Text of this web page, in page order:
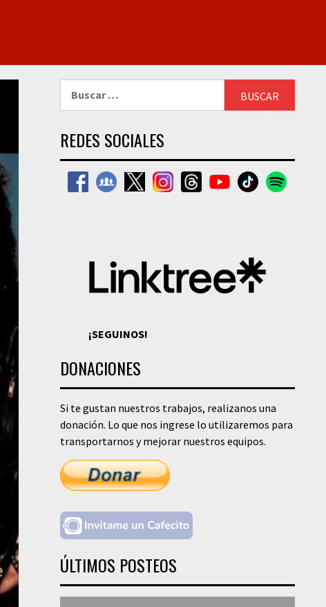
REDES SOCIALES
¡SEGUINOS!
DONACIONES
Si te gustan nuestros trabajos, realizanos una
donación. Lo que nos ingrese lo utilizaremos para
transportarnos y mejorar nuestros equipos.
ÚLTIMOS POSTEOS